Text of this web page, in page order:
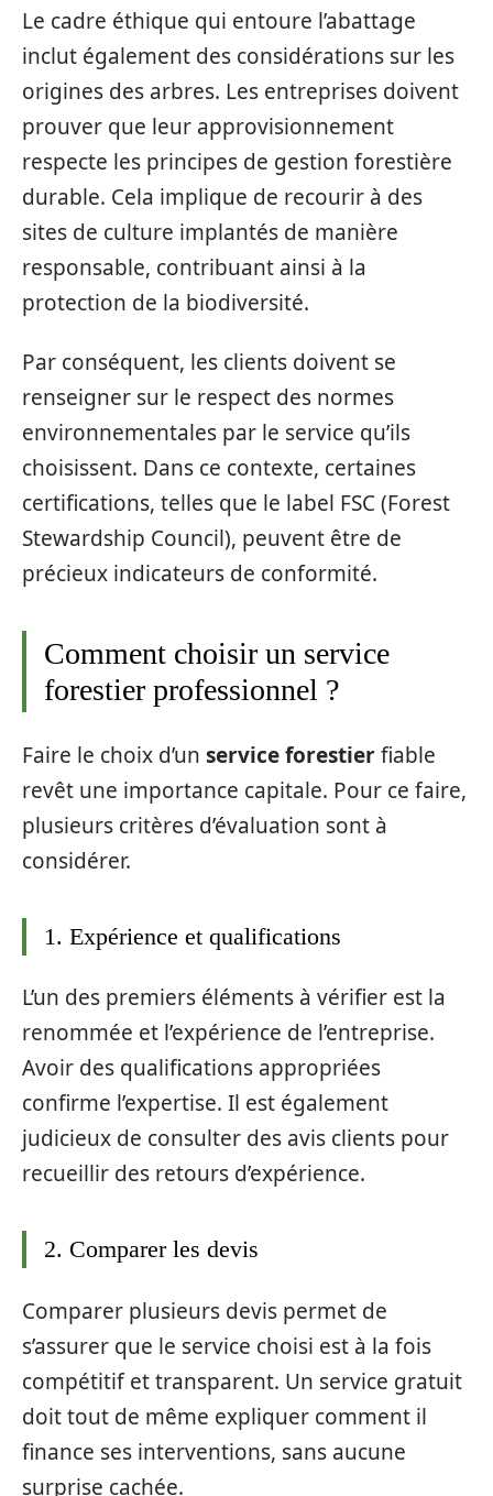
Le cadre éthique qui entoure l’abattage
inclut également des considérations sur les
origines des arbres. Les entreprises doivent
prouver que leur approvisionnement
respecte les principes de gestion forestière
durable. Cela implique de recourir à des
sites de culture implantés de manière
responsable, contribuant ainsi à la
protection de la biodiversité.
Par conséquent, les clients doivent se
renseigner sur le respect des normes
environnementales par le service qu’ils
choisissent. Dans ce contexte, certaines
certifications, telles que le label FSC (Forest
Stewardship Council), peuvent être de
précieux indicateurs de conformité.
Comment choisir un service
forestier professionnel ?
Faire le choix d’un service forestierfiable
revêt une importance capitale. Pour ce faire,
plusieurs critères d’évaluation sont à
considérer.
1. Expérience et qualifications
L’un des premiers éléments à vérifier est la
renommée et l’expérience de l’entreprise.
Avoir des qualifications appropriées
confirme l’expertise. Il est également
judicieux de consulter des avis clients pour
recueillir des retours d’expérience.
2. Comparer les devis
Comparer plusieurs devis permet de
s’assurer que le service choisi est à la fois
compétitif et transparent. Un service gratuit
doit tout de même expliquer comment il
finance ses interventions, sans aucune
surprise cachée.